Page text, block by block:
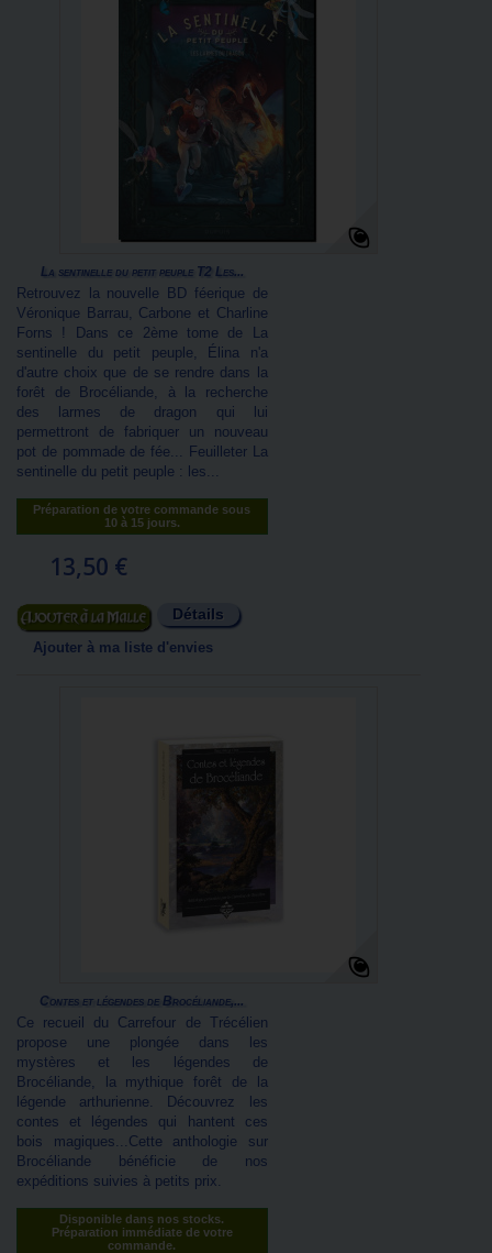
La sentinelle du petit peuple T2 Les...
Retrouvez la nouvelle BD féerique de
Véronique Barrau, Carbone et Charline
Forns ! Dans ce 2ème tome de La
sentinelle du petit peuple, Élina n'a
d'autre choix que de se rendre dans la
forêt de Brocéliande, à la recherche
des larmes de dragon qui lui
permettront de fabriquer un nouveau
pot de pommade de fée... Feuilleter La
sentinelle du petit peuple : les...
Préparation de votre commande sous
10 à 15 jours.
13,50 €
Ajouter au panier Détails
Ajouter à ma liste d'envies
Contes et légendes de Brocéliande,...
Ce recueil du Carrefour de Trécélien
propose une plongée dans les
mystères et les légendes de
Brocéliande, la mythique forêt de la
légende arthurienne. Découvrez les
contes et légendes qui hantent ces
bois magiques...Cette anthologie sur
Brocéliande bénéficie de nos
expéditions suivies à petits prix.
Disponible dans nos stocks.
Préparation immédiate de votre
commande.